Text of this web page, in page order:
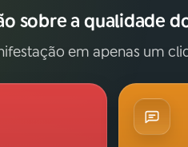
sobre a qualidade
em apenas um